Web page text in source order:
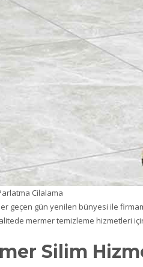
Cilalama
geçen gün yenilen bünyesi ile
kalitede mermer temizleme
Silim